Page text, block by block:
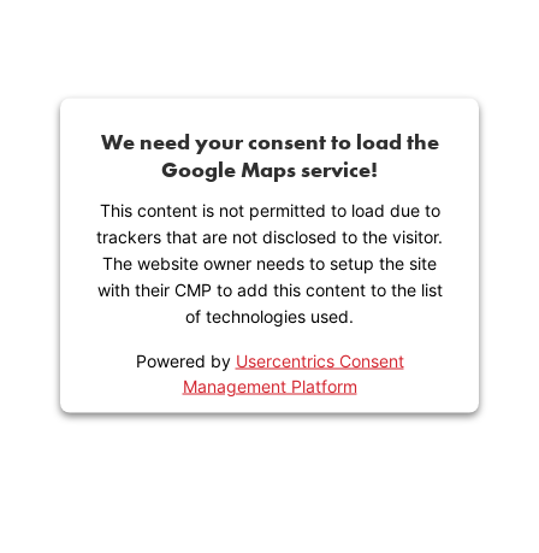
We need your consent to load the
Google Maps service!
This content is not permitted to load due to
trackers that are not disclosed to the visitor.
The website owner needs to setup the site
with their CMP to add this content to the list
of technologies used.
Powered by Usercentrics Consent
Management Platform